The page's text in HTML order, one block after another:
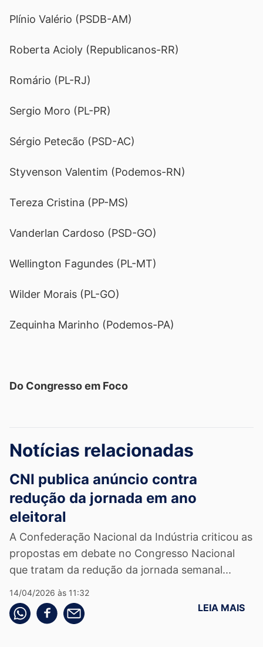
Plínio Valério (PSDB-AM)
Roberta Acioly (Republicanos-RR)
Romário (PL-RJ)
Sergio Moro (PL-PR)
Sérgio Petecão (PSD-AC)
Styvenson Valentim (Podemos-RN)
Tereza Cristina (PP-MS)
Vanderlan Cardoso (PSD-GO)
Wellington Fagundes (PL-MT)
Wilder Morais (PL-GO)
Zequinha Marinho (Podemos-PA)
Do Congresso em Foco
Notícias relacionadas
CNI publica anúncio contra
redução da jornada em ano
eleitoral
A Confederação Nacional da Indústria criticou as
propostas em debate no Congresso Nacional
que tratam da redução da jornada semanal...
14/04/2026 às 11:32
Compartilhe pelo whatsapp
Compartilhar no facebook
Compartilhe pelo email LEIA MAIS